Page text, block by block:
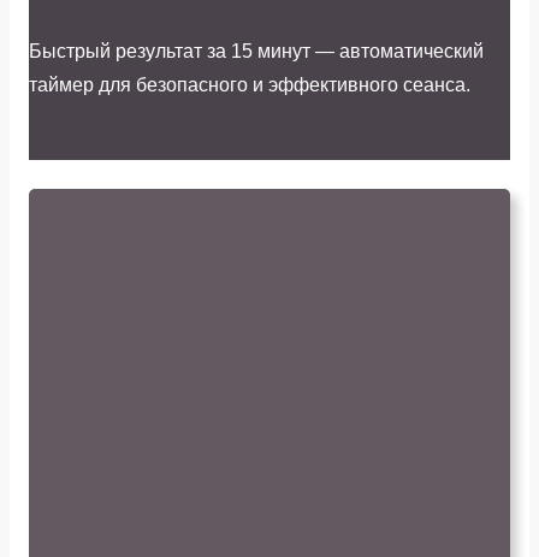
Быстрый результат за 15 минут — автоматический
таймер для безопасного и эффективного сеанса.